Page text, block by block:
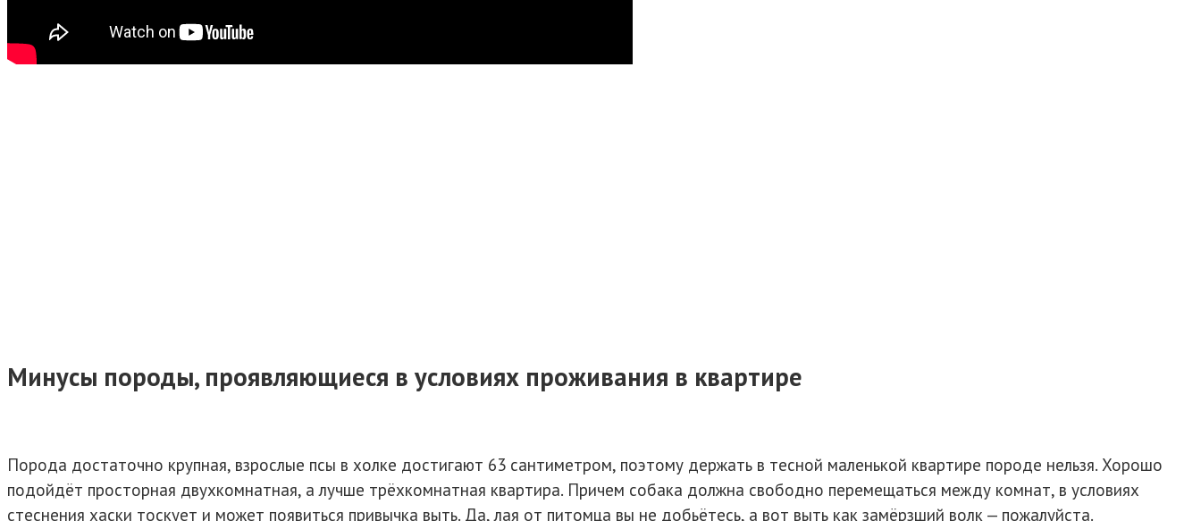
Минусы породы, проявляющиеся в условиях проживания в квартире
Порода достаточно крупная, взрослые псы в холке достигают 63 сантиметром, поэтому держать в тесной маленькой квартире породе нельзя. Хорошо
подойдёт просторная двухкомнатная, а лучше трёхкомнатная квартира. Причем собака должна свободно перемещаться между комнат, в условиях
стеснения хаски тоскует и может появиться привычка выть. Да, лая от питомца вы не добьётесь, а вот выть как замёрзший волк — пожалуйста.